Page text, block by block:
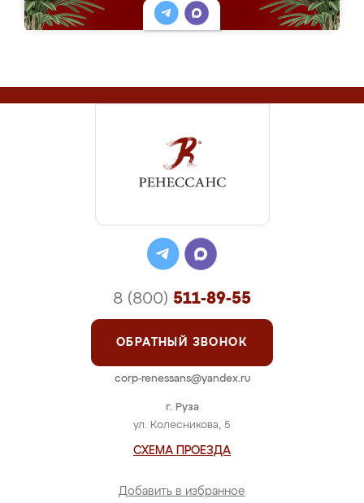
г. Руза
ул. Колесникова, 5
СХЕМА ПРОЕЗДА
Добавить в избранное
8 (800) 511-89-55
ОБРАТНЫЙ ЗВОНОК
corp-renessans@yandex.ru